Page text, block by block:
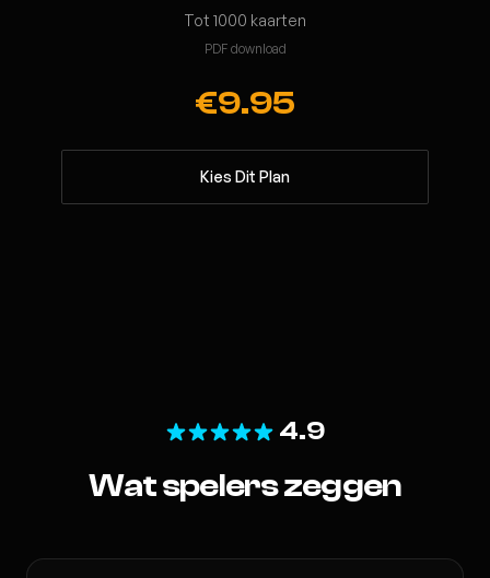
Tot 1000 kaarten
PDF download
€9.95
Kies Dit Plan
4.9
Wat spelers zeggen